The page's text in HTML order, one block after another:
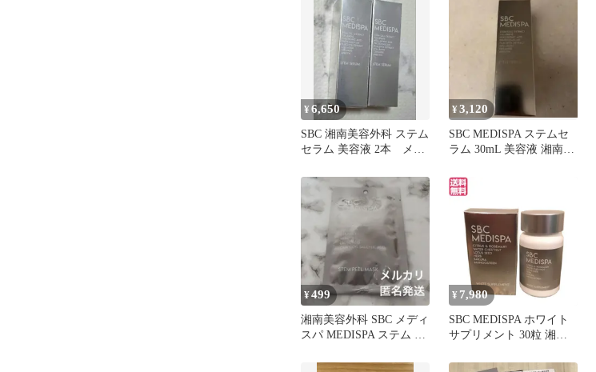
¥6,650
SBC 湘南美容外科 ステム
セラム 美容液 2本 メデ
¥3,120
SBC MEDISPA ステムセ
ラム 30mL 美容液 湘南美
¥499
湘南美容外科 SBC メディ
スパ MEDISPA ステム ピ
¥ 7,980
SBC MEDISPA ホワイト
サプリメント 30粒 湘南
スサン ローズマリー 送